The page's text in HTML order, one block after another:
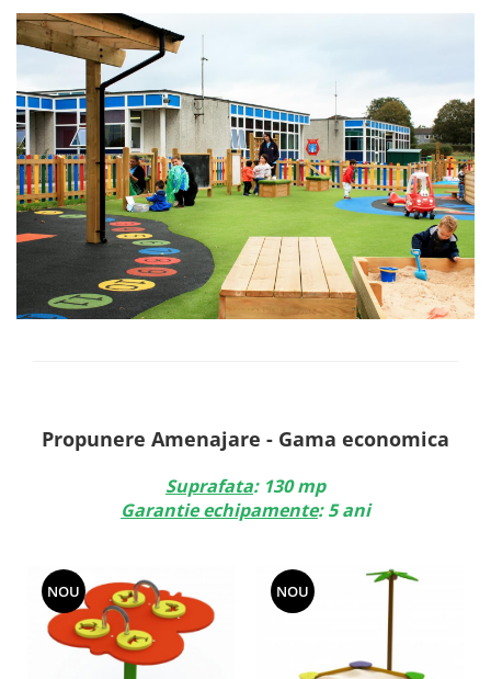
Fotbal si Handbal
Tenis si Volei
Ciclism
Street Workout
Terenuri Multisport
Trasee Ninja
Echipamente fitness
Mese de jocuri
MOBILIER URBAN
Garduri/Imprejmuiri
Cosuri de gunoi
BanciPropunere Amenajare - Gama economica
Suprafata: 130 mp
Garantie echipamente: 5 ani
NOU NOU